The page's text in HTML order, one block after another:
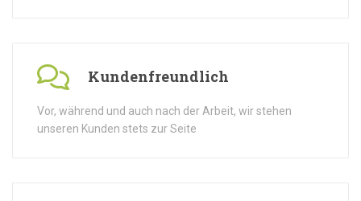
Kundenfreundlich
Vor, während und auch nach der Arbeit, wir stehen
unseren Kunden stets zur Seite